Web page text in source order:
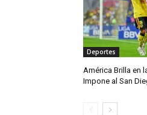
Deportes
América Brilla en
Impone al San